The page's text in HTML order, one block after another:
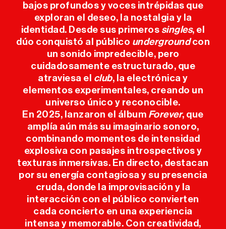
ANTERIORES
INFO ÚTIL
PRENSA
SPONSORS
bajos profundos y voces intrépidas que
exploran el deseo, la nostalgia y la
identidad. Desde sus primeros singles, el
dúo conquistó al público undergroundcon
un sonido impredecible, pero
cuidadosamente estructurado, que
atraviesa el club, la electrónica y
elementos experimentales, creando un
universo único y reconocible.
En 2025, lanzaron el álbum Forever, que
amplía aún más su imaginario sonoro,
combinando momentos de intensidad
explosiva con pasajes introspectivos y
texturas inmersivas. En directo, destacan
por su energía contagiosa y su presencia
cruda, donde la improvisación y la
interacción con el público convierten
cada concierto en una experiencia
intensa y memorable. Con creatividad,